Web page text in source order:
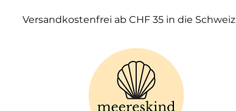
Versandkostenfrei ab CHF 35 in die Schweiz